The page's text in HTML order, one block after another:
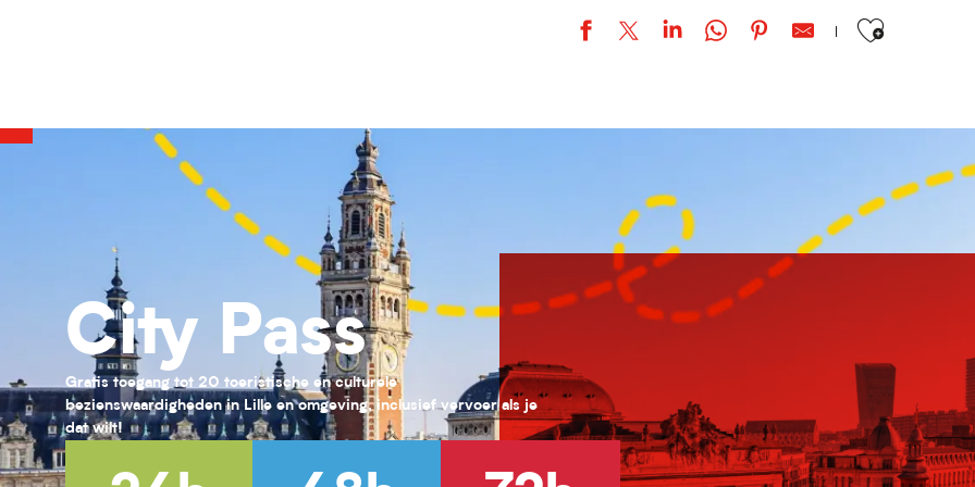
Ajouter aux
Activités pour enfants (0-6 ans) pour l'été 2026
Habiter Roubaix
Le Front fortifié des Weppes : le béton à l'épreuve de la guerre
Loisirs 13/17 ans au PRJ Nord (vacances été 2026)
Exposition " Trésors de laine et de soie "
Exposition « Fiat lux ! Une quête effrénée de lumière au XIXᵉ siècle »
Musée des enfants #1 : Grandeur Nature
Jessy Razafimandimby
Jessy Razafimandimby
Obsession
ObsessionCity Pass
Gratis toegang tot 20 toeristische en culturele
bezienswaardigheden in Lille en omgeving, inclusief vervoer als je
dat wilt!